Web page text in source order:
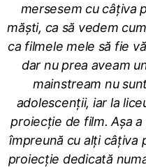
mersesem cu câțiva
măști, ca să vedem
ca filmele mele să fie
dar nu prea aveam
mainstream nu
adolescenții, iar la
proiecție de film. Așa
împreună cu alți câțiva
proiecție dedicată